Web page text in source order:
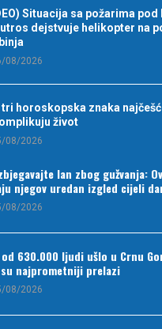
Situacija sa požarima
dejstvuje helikopter na
08/2026
tri horoskopska znaka
život
08/2026
lan zbog gužvanja:
njegov uredan izgled cijeli
08/2026
od 630.000 ljudi ušlo u Crnu
su najprometniji prelazi
08/2026